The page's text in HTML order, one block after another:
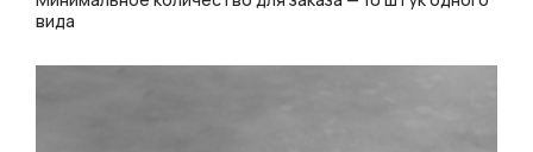
вида